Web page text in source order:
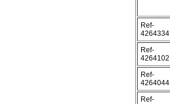
Ref-
4264334
Ref-
4264102
Ref-
4264044
Ref-